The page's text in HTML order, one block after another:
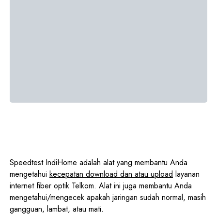
Speedtest IndiHome adalah alat yang membantu Anda
mengetahui kecepatan download dan atau upload layanan
internet fiber optik Telkom. Alat ini juga membantu Anda
mengetahui/mengecek apakah jaringan sudah normal, masih
gangguan, lambat, atau mati.